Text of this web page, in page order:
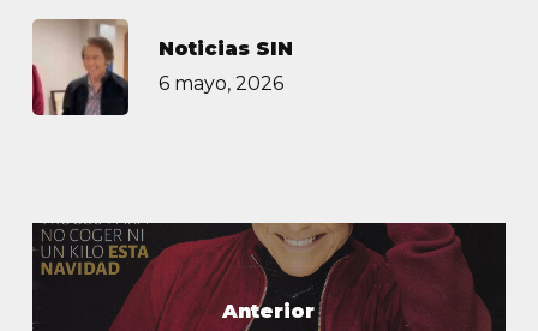
Noticias SIN
6 mayo, 2026
Anterior